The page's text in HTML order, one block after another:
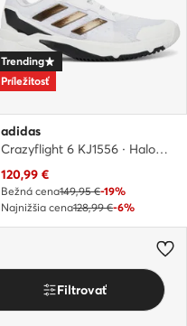
Trending
Príležitosť
adidas
Crazyflight 6 KJ1556 · Halové topánky
Aktuálna cena
120,99 €
Bežná cena149,95 €-19%
Najnižšia cena128,99 €-6%
Filtrovať